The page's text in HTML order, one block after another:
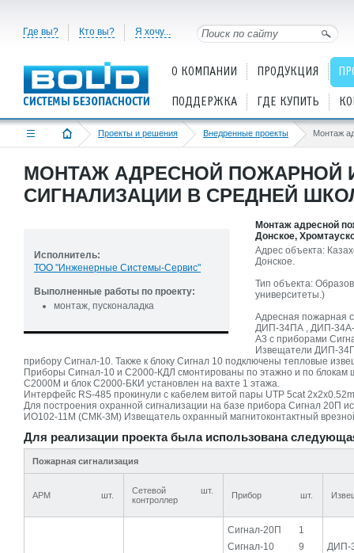
Где вы? Кто вы? Я хочу...
О КОМПАНИИ ПРОДУКЦИЯ
ПОДДЕРЖКА ГДЕ КУПИТЬ
Проекты и решения Внедренные проекты
МОНТАЖ АДРЕСНОЙ ПОЖАРНОЙ
СИГНАЛИЗАЦИИ В СРЕДНЕЙ
Исполнитель:
ТОО "Инженерные Системы-Сервис"
Выполненные работы по проекту:
монтаж, пусконаладка
Монтаж адресной
Донское,
Адрес объекта:
Донское.
Тип объекта:
университеты.)
Адресная пожарная
ДИП-34ПА , ДИП-34А-
А3 с приборами
Извещатели ДИП-
прибору Сигнал-10. Также к блоку Сигнал 10 подключены тепловые
Приборы Сигнал-10 и С2000-КДЛ смонтированы по этажно и по блокам
С2000М и блок С2000-БКИ установлен на вахте 1 этажа.
Интерфейс RS-485 прокинули с кабелем витой пары UTP 5cat
Для построения охранной сигнализации на базе прибора Сигнал 20П
ИО102-11М (СМК-3М) Извещатель охранный магнитоконтактный
Для реализации проекта была использована
Пожарная сигнализация
АРМ шт.
Сетевой
контроллер
шт. Прибор шт.
Сигнал-20П
1
Сигнал-10
9
ДИП-